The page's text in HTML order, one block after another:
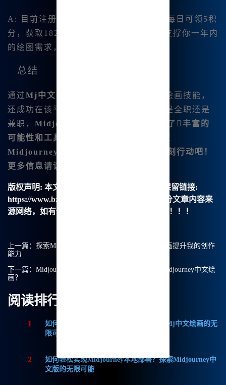
A: 目前注册后，可以领取20积分，并且每日可领5积
分，获取1825个积分的机会，这些足以支撑你一年内
的绘图需求，极具性价比。
总结
通过Mj中文绘画
，我不仅提升了自己的绘画技能，
还成功在该平台上实现了收入。.无论你是全职还是
兼职， Midjourney都为艺术创作者提供了丰富的
可能性和工具。如果你也想要像我一样在
Midjourney
中发现赚钱的机会，那就立刻行动吧！
更多信息请访问
版权声明: 本文由【B族智能】原创，转载请保留链接:
https://www.bzu.cn/news/show/8508.html，部分文章内容来
源网络，如有侵权请联系我们删除处理。谢谢！！！
上一篇： 探索Midjourney V6：我如何利用Mj中文绘画提升我的创作
能力
下一篇： Midjourney现在不免费了？我该如何选择Midjourney中文绘
画？
阅读排行
1
如何获取Midjourney破解版免费？探索Mj中文绘画的无
限可能
2
如何轻松实现Midjourney本地部署？探索Midjourney中
文版的无限可能